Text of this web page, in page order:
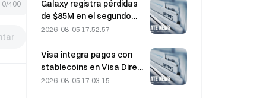
0/400
Galaxy registra pérdidas
de $85M en el segundo
trimestre de 2026; los
millones de dólares por
debajo de las previsiones
y las acciones caen un
2026-08-05 17:52:57
Visa integra pagos con
stablecoins en Visa Direct
mediante una alianza con
2026-08-05 17:03:15